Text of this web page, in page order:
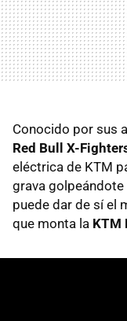
Conocido por sus
Red Bull X-
eléctrica de KTM
grava
puede dar de sí el
que monta la KTM